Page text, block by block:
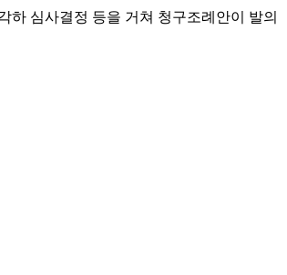
하 심사결정 등을 거쳐 청구조례안이 발의